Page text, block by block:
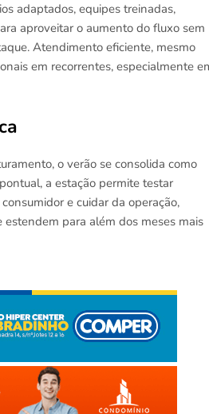
adaptados, equipes treinadas,
aproveitar o aumento do fluxo sem
Atendimento eficiente, mesmo
em recorrentes, especialmente
o verão se consolida como
a estação permite testar
e cuidar da operação,
para além dos meses mais